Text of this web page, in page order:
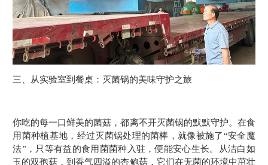
三、从实验室到餐桌：灭菌锅的美味守护之旅
你吃的每一口鲜美的菌菇，都离不开灭菌锅的默默守护。在食
用菌种植基地，经过灭菌锅处理的菌棒，就像被施了“安全魔
法”，只等有益的食用菌菌种入驻，便能安心生长。从洁白如
玉的双孢菇，到香气四溢的杏鲍菇，它们在无菌的环境中茁壮